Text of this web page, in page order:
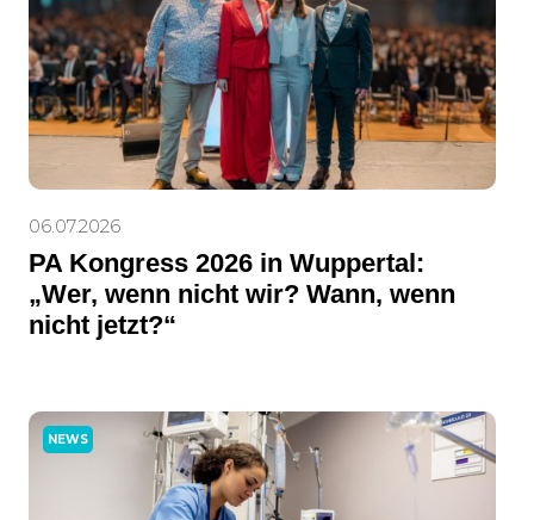
06.07.2026
PA Kongress 2026 in Wuppertal:
„Wer, wenn nicht wir? Wann, wenn
nicht jetzt?“
NEWS